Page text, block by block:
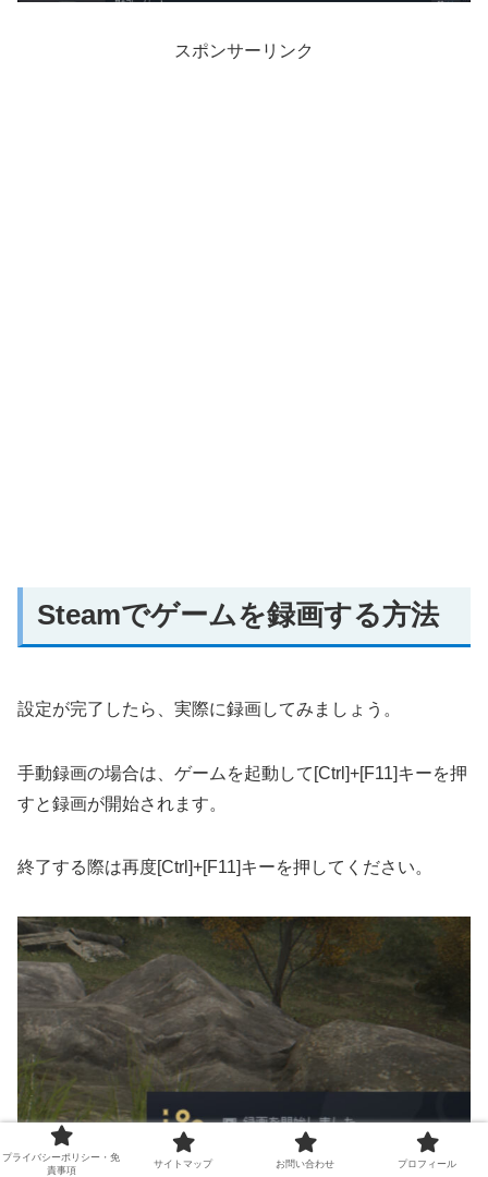
スポンサーリンク
Steamでゲームを録画する方法
設定が完了したら、実際に録画してみましょう。
手動録画の場合は、ゲームを起動して[Ctrl]+[F11]キーを押
すと録画が開始されます。
終了する際は再度[Ctrl]+[F11]キーを押してください。
プライバシーポリシー・免
責事項
サイトマップ お問い合わせ プロフィール